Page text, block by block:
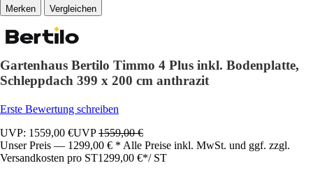
Vergleichen
Gartenhaus Bertilo Timmo 4 Plus inkl. Bodenplatte,
Schleppdach 399 x 200 cm anthrazit
Erste Bewertung schreiben
UVP: 1559,00 €UVP1559,00 €
Unser Preis — 1299,00 € * Alle Preise inkl. MwSt. und ggf. zzgl.
Versandkosten pro ST1299,00 €*/ ST